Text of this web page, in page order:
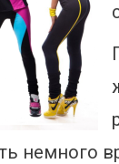
немного